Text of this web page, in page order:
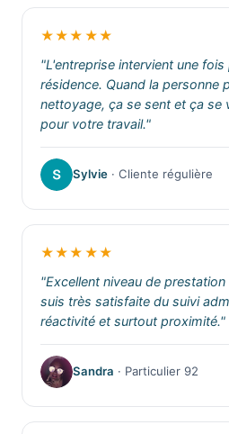
★★★★★
"L'entreprise intervient une
résidence. Quand la personne
nettoyage, ça se sent et ça se
pour votre travail."
Sylvie · Cliente régulière
★★★★★
"Excellent niveau de
suis très satisfaite du suivi
réactivité et surtout proximité."
Sandra · Particulier 92